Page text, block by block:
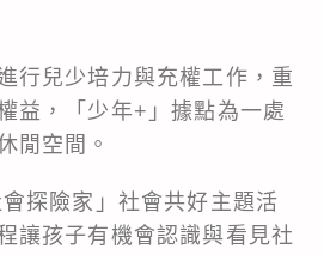
行兒少培力與充權工作，重
益，「少年+」據點為一處
閒空間。
探險家」社會共好主題活
讓孩子有機會認識與看見社